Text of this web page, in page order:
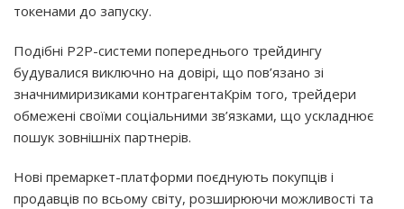
токенами до запуску.
Подібні P2P-системи попереднього трейдингу
будувалися виключно на довірі, що пов’язано зі
значнимиризиками контрагентаКрім того, трейдери
обмежені своїми соціальними зв’язками, що ускладнює
пошук зовнішніх партнерів.
Нові премаркет-платформи поєднують покупців і
продавців по всьому світу, розширюючи можливості та